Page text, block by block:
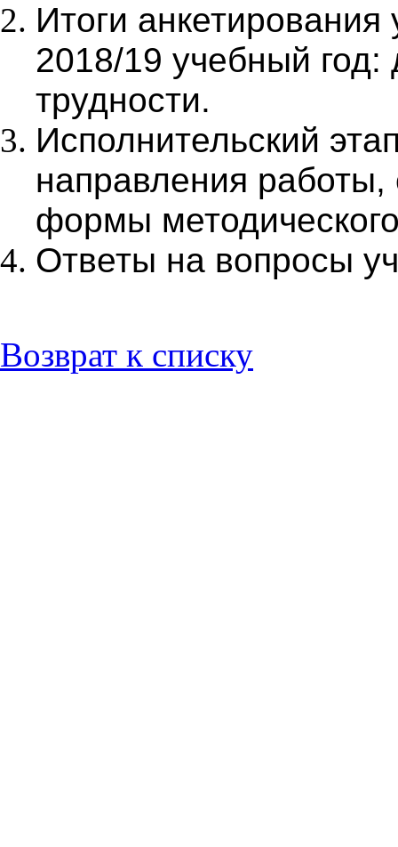
Итоги анкетирования
2018/19 учебный год:
трудности.
Исполнительский
направления
формы
Ответы на вопросы
Возврат к списку